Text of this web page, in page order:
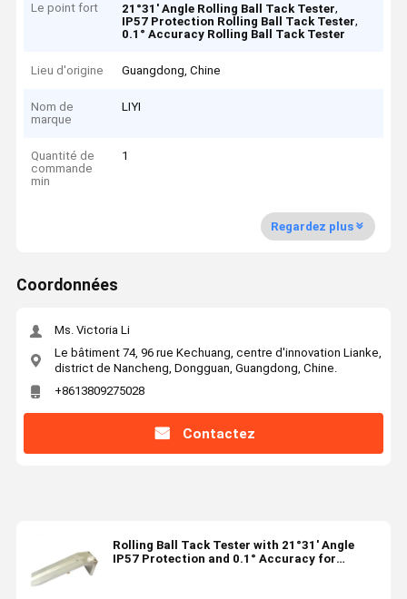
Le point fort 21°31' Angle Rolling Ball Tack Tester,
IP57 Protection Rolling Ball Tack Tester,
0.1° Accuracy Rolling Ball Tack Tester
Lieu d'origine Guangdong, Chine
Nom de
marque
LIYI
Quantité de
commande
min
1
Regardez plus
Coordonnées
Ms. Victoria Li
Le bâtiment 74, 96 rue Kechuang, centre d'innovation Lianke,
district de Nancheng, Dongguan, Guangdong, Chine.
+8613809275028
Contactez
Rolling Ball Tack Tester with 21°31' Angle
IP57 Protection and 0.1° Accuracy for